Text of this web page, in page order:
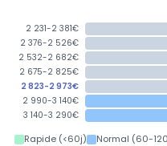
2 231-2 381€
2 376-2 526€
2 532-2 682€
2 675-2 825€
2 823-2 973€
2 990-3 140€
3 140-3 290€
Rapide (<60j) Normal (60-